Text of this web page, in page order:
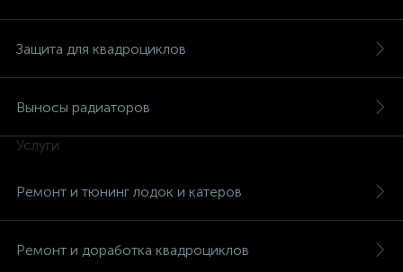
Защита для квадроциклов
Выносы радиаторов
Услуги
Ремонт и тюнинг лодок и катеров
Ремонт и доработка квадроциклов